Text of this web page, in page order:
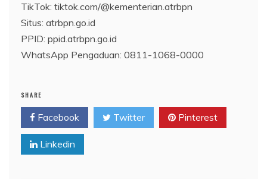
TikTok: tiktok.com/@kementerian.atrbpn
Situs: atrbpn.go.id
PPID: ppid.atrbpn.go.id
WhatsApp Pengaduan: 0811-1068-0000
SHARE
Facebook Twitter Pinterest
Linkedin